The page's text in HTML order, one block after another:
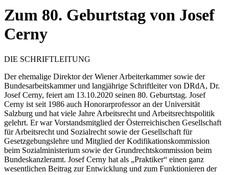
Zum 80. Geburtstag von Josef
Cerny
DIE SCHRIFTLEITUNG
Der ehemalige Direktor der Wiener Arbeiterkammer sowie der
Bundesarbeitskammer und langjährige Schriftleiter von DRdA, Dr.
Josef Cerny, feiert am 13.10.2020 seinen 80. Geburtstag. Josef
Cerny ist seit 1986 auch Honorarprofessor an der Universität
Salzburg und hat viele Jahre Arbeitsrecht und Arbeitsrechtspolitik
gelehrt. Er war Vorstandsmitglied der Österreichischen Gesellschaft
für Arbeitsrecht und Sozialrecht sowie der Gesellschaft für
Gesetzgebungslehre und Mitglied der Kodifikationskommission
beim Sozialministerium sowie der Grundrechtskommission beim
Bundeskanzleramt. Josef Cerny hat als „Praktiker“ einen ganz
wesentlichen Beitrag zur Entwicklung und zum Funktionieren der